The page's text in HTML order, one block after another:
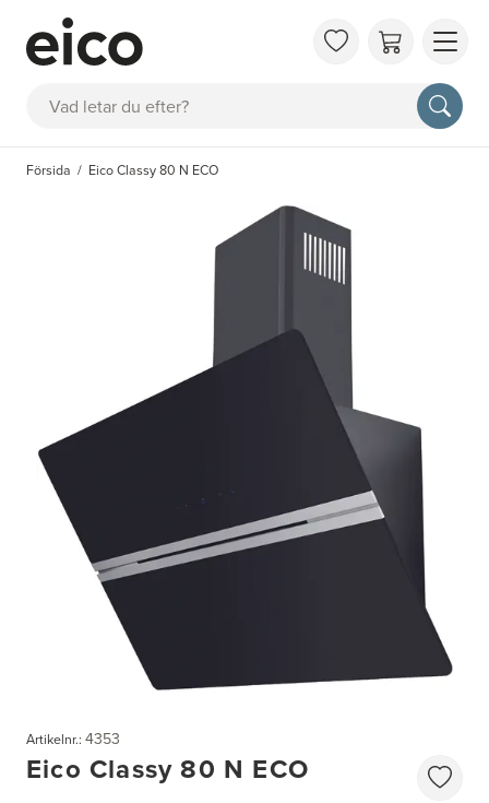
Sök
OM
FAQ
Försida Eico Classy 80 N ECO
Artikelnr.: 4353
Eico Classy 80 N ECO